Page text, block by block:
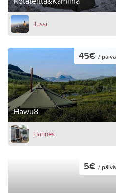
Jussi
Hawu8
45€ / päivä
Hannes
5€ / päivä